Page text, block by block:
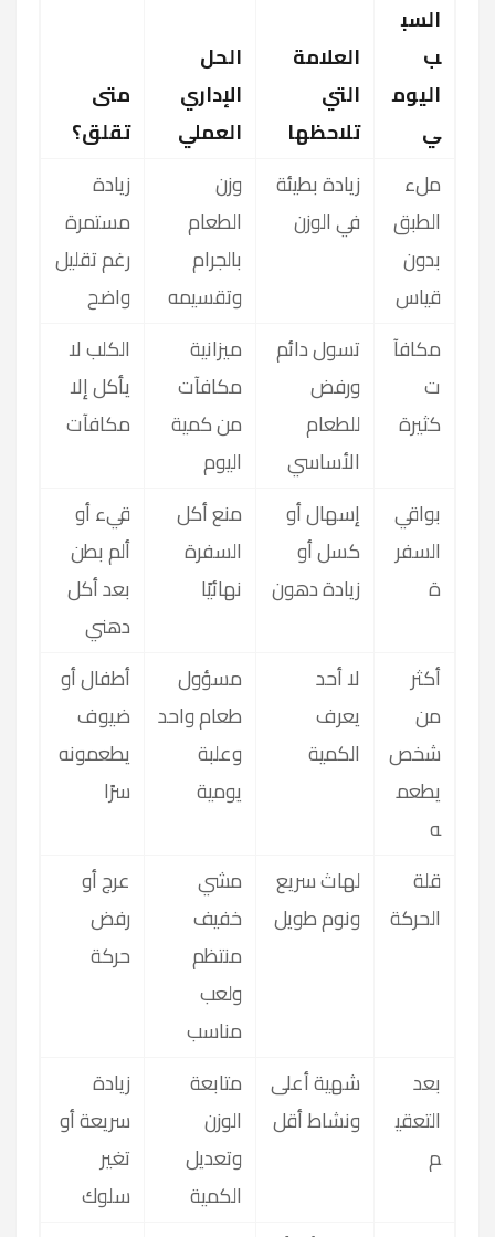
السب
ب
اليوم
ي
العلامة
التي
تلاحظها
الحل
الإداري
العملي
متى
تقلق؟
ملء
الطبق
بدون
قياس
زيادة بطيئة
في الوزن
وزن
الطعام
بالجرام
وتقسيمه
زيادة
مستمرة
رغم تقليل
واضح
مكافآ
ت
كثيرة
تسول دائم
ورفض
للطعام
الأساسي
ميزانية
مكافآت
من كمية
اليوم
الكلب لا
يأكل إلا
مكافآت
بواقي
السفر
ة
إسهال أو
كسل أو
زيادة دهون
منع أكل
السفرة
نهائيًا
قيء أو
ألم بطن
بعد أكل
دهني
أكثر
من
شخص
يطعم
ه
لا أحد
يعرف
الكمية
مسؤول
طعام واحد
وعلبة
يومية
أطفال أو
ضيوف
يطعمونه
سرًا
قلة
الحركة
لهاث سريع
ونوم طويل
مشي
خفيف
منتظم
ولعب
مناسب
عرج أو
رفض
حركة
بعد
التعقي
م
شهية أعلى
ونشاط أقل
متابعة
الوزن
وتعديل
الكمية
زيادة
سريعة أو
تغير
سلوك